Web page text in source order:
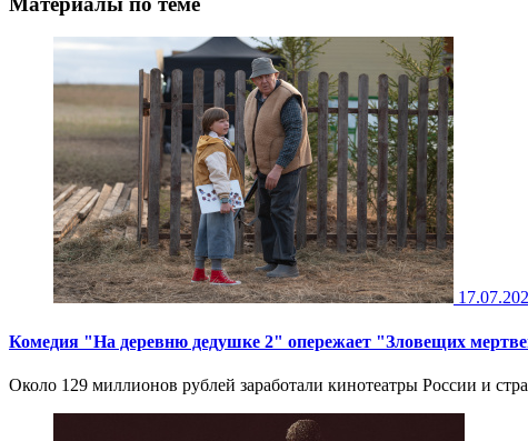
Комедия "На деревню дедушке 2" опережает "Зловещих
Около 129 миллионов рублей заработали кинотеатры России и